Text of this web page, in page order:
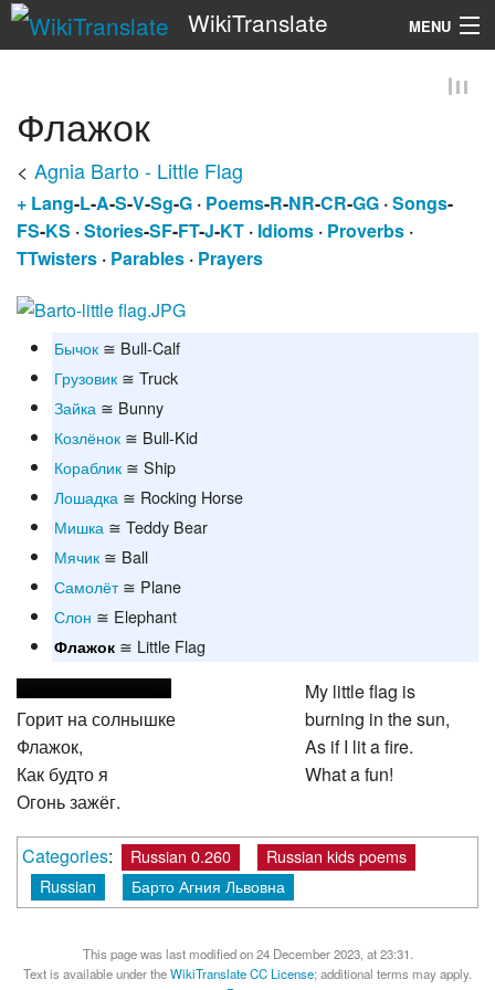
WikiTranslate MENU
Флажок
< Agnia Barto - Little Flag
+ Lang-L-A-S-V-Sg-G · Poems-R-NR-CR-GG ·Songs-
FS-KS ·Stories-SF-FT-J-KT · Idioms · Proverbs ·
TTwisters · Parables · Prayers
Бычок ≅ Bull-Calf
Грузовик ≅ Truck
Зайка ≅ Bunny
Козлёнок ≅ Bull-Kid
Кораблик ≅ Ship
Лошадка ≅ Rocking Horse
Мишка ≅ Teddy Bear
Мячик ≅ Ball
Самолёт≅ Plane
Слон ≅ Elephant
Флажок ≅ Little Flag
Горит на солнышке
Флажок,
Как будто я
Огонь зажёг.
My little flag is
burning in the sun,
As if I lit a fire.
What a fun!
Categories: Russian 0.260
Russian kids poems
Russian
Барто Агния Львовна
This page was last modified on 24 December 2023, at 23:31.
Text is available under theWikiTranslate CC License; additional terms may apply.